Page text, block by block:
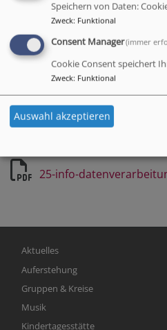
25-
658.75 KB
25-info-
Hauptnavigation
Aktuelles
Auferstehung
Gruppen & Kreise
Musik
Kindertagesstätte
Speichern von Daten:
Zweck: Funktional
Consent Manager(immer
Cookie Consent speichert
Zweck: Funktional
Auswahl akzeptieren